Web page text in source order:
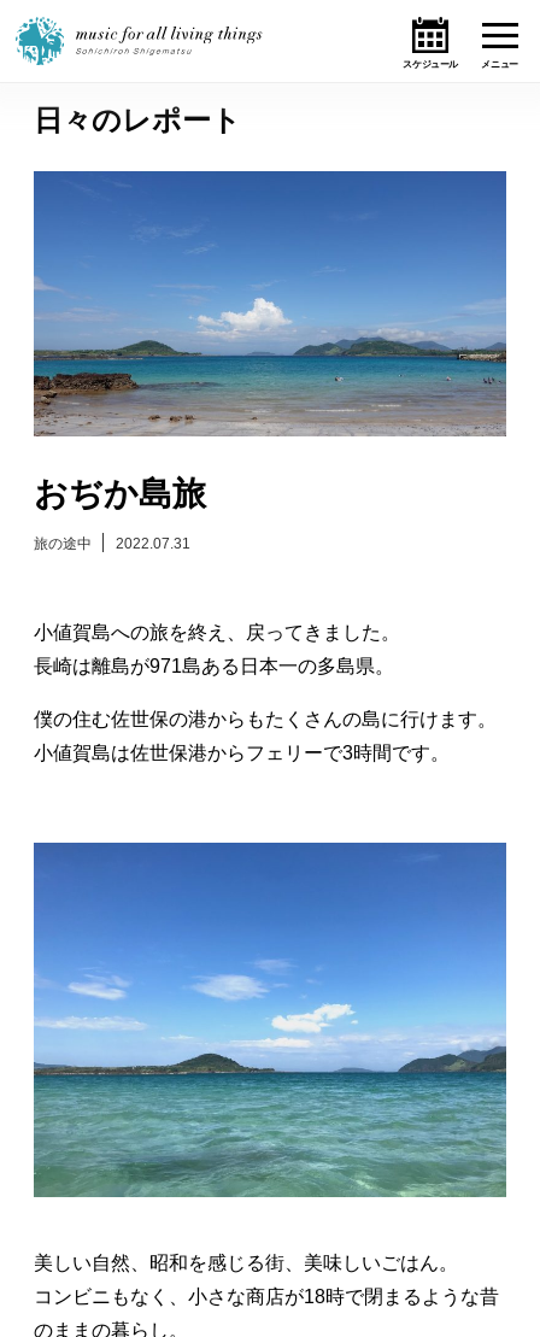
ホーム
ライブ・スケジュール
作品
ギャラリー
プロフィール
日々のレポート
おぢか島旅
旅の途中 2022.07.31
小値賀島への旅を終え、戻ってきました。
長崎は離島が971島ある日本一の多島県。
僕の住む佐世保の港からもたくさんの島に行けます。
小値賀島は佐世保港からフェリーで3時間です。
美しい自然、昭和を感じる街、美味しいごはん。
コンビニもなく、小さな商店が18時で閉まるような昔
のままの暮らし。